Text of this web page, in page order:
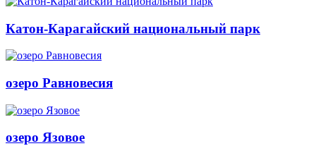
Катон-Карагайский национальный парк
озеро Равновесия
озеро Язовое